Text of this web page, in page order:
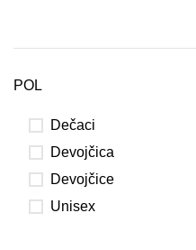
POL
Dečaci
Devojčica
Devojčice
Unisex